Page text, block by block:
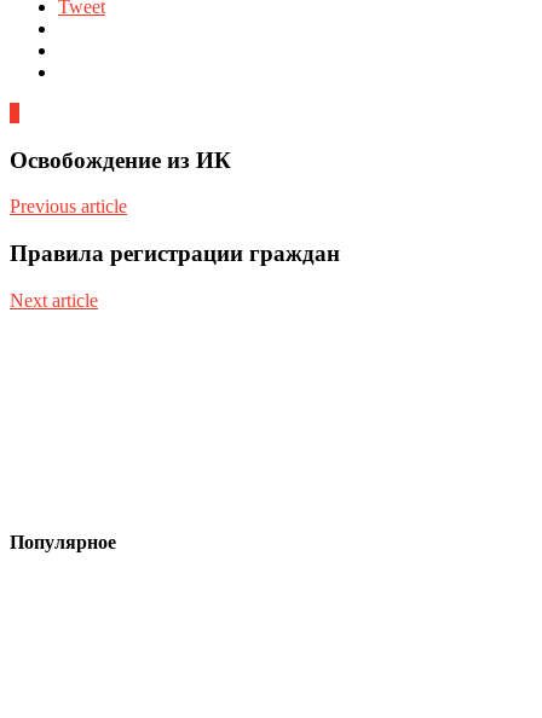
Tweet
Освобождение из ИК
Previous article
Правила регистрации граждан
Next article
Популярное